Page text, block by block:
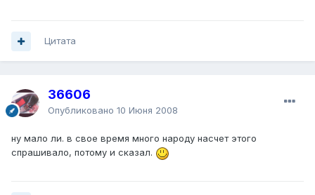
Цитата
36606
Опубликовано 10 Июня 2008
ну мало ли. в свое время много народу насчет этого
спрашивало, потому и сказал.